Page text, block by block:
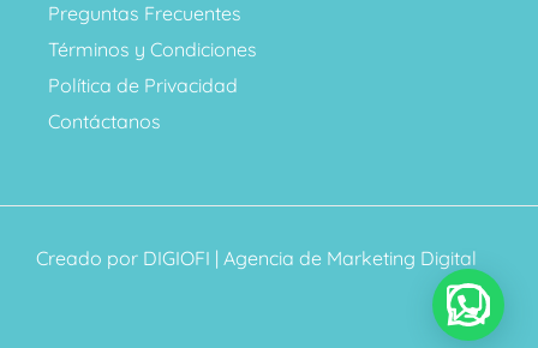
Preguntas Frecuentes
Términos y Condiciones
Política de Privacidad
Contáctanos
Creado por DIGIOFI | Agencia de Marketing Digital